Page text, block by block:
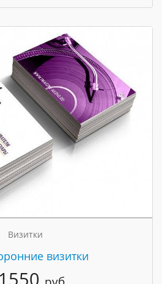
Визитки
визитки
1550